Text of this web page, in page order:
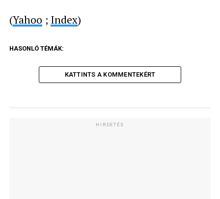
(Yahoo ; Index)
HASONLÓ TÉMÁK:
KATTINTS A KOMMENTEKÉRT
HIRDETÉS